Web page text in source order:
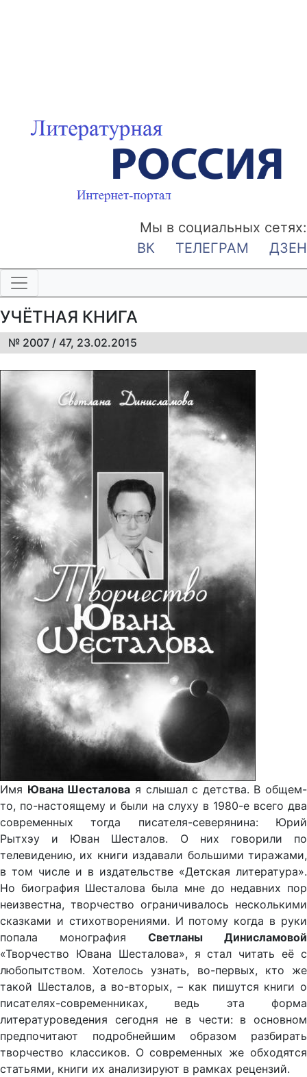
Мы в социальных сетях:
ВК
ТЕЛЕГРАМ ДЗЕН
УЧЁТНАЯ КНИГА
№ 2007 / 47, 23.02.2015
Имя Ювана Шесталова я слышал с детства. В общем-
то, по-настоящему и были на слуху в 1980-е всего два
современных тогда писателя-северянина: Юрий
Рытхэу и Юван Шесталов. О них говорили по
телевидению, их книги издавали большими тиражами,
в том числе и в издательстве «Детская литература».
Но биография Шесталова была мне до недавних пор
неизвестна, творчество ограничивалось несколькими
сказками и стихотворениями. И потому когда в руки
попала монография Светланы Динисламовой
«Творчество Ювана Шесталова», я стал читать её с
любопытством. Хотелось узнать, во-первых, кто же
такой Шесталов, а во-вторых, – как пишутся книги о
писателях-современниках, ведь эта форма
литературоведения сегодня не в чести: в основном
предпочитают подробнейшим образом разбирать
творчество классиков. О современных же обходятся
статьями, книги их анализируют в рамках рецензий.